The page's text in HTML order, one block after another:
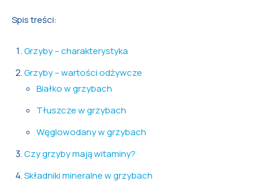
Spis treści:
Grzyby – charakterystyka
Grzyby – wartości odżywcze
Białko w grzybach
Tłuszcze w grzybach
Węglowodany w grzybach
Czy grzyby mają witaminy?
Składniki mineralne w grzybach